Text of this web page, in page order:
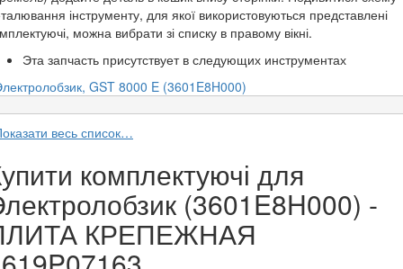
інструменту, для якої використовуються представлені
можна вибрати зі списку в правому вікні.
Эта запчасть присутствует в следующих инструментах
GST 8000 E (3601E8H000)
весь список…
комплектуючі для
(3601E8H000) -
КРЕПЕЖНАЯ